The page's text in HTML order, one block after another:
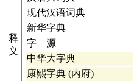
释
义
现代汉语词典
新华字典
字 源
中华大字典
康熙字典 (内府)